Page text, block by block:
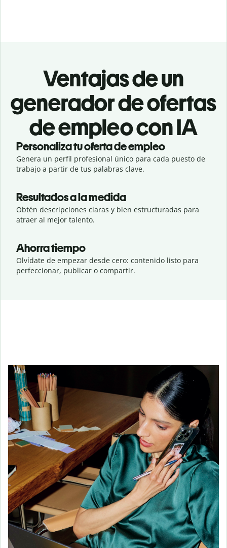
Ventajas de un
generador de ofertas
de empleo con IA
Personaliza tu oferta de empleo
Genera un perfil profesional único para cada puesto de
trabajo a partir de tus palabras clave.
Resultados a la medida
Obtén descripciones claras y bien estructuradas para
atraer al mejor talento.
Ahorra tiempo
Olvídate de empezar desde cero: contenido listo para
perfeccionar, publicar o compartir.